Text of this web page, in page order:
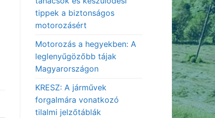
tippek a biztonságos
motorozásért
Motorozás a hegyekben: A
leglenyűgözőbb tájak
Magyarországon
KRESZ: A járművek
forgalmára vonatkozó
tilalmi jelzőtáblák